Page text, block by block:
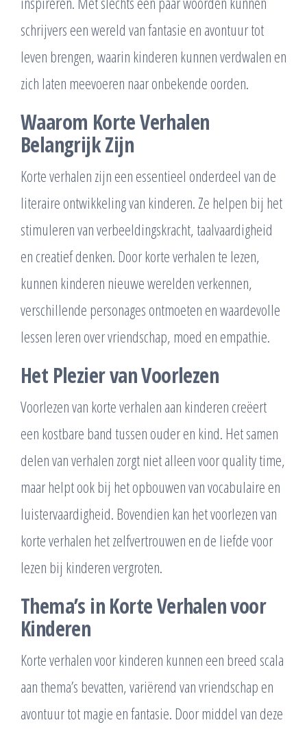
schrijvers een wereld van fantasie en avontuur tot
leven brengen, waarin kinderen kunnen verdwalen en
zich laten meevoeren naar onbekende oorden.
Waarom Korte Verhalen
Belangrijk Zijn
Korte verhalen zijn een essentieel onderdeel van de
literaire ontwikkeling van kinderen. Ze helpen bij het
stimuleren van verbeeldingskracht, taalvaardigheid
en creatief denken. Door korte verhalen te lezen,
kunnen kinderen nieuwe werelden verkennen,
verschillende personages ontmoeten en waardevolle
lessen leren over vriendschap, moed en empathie.
Het Plezier van Voorlezen
Voorlezen van korte verhalen aan kinderen creëert
een kostbare band tussen ouder en kind. Het samen
delen van verhalen zorgt niet alleen voor quality time,
maar helpt ook bij het opbouwen van vocabulaire en
luistervaardigheid. Bovendien kan het voorlezen van
korte verhalen het zelfvertrouwen en de liefde voor
lezen bij kinderen vergroten.
Thema’s in Korte Verhalen voor
Kinderen
Korte verhalen voor kinderen kunnen een breed scala
aan thema’s bevatten, variërend van vriendschap en
avontuur tot magie en fantasie. Door middel van deze